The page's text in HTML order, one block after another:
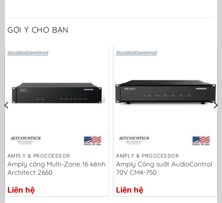
GỢI Ý CHO BẠN
AMPLY & PROCCESSOR
Amply công Multi-Zone 16 kênh
Architect 2660
Liên hệ
AMPLY & PROCCESSOR
Amply Công suất AudioControl
70V CM4-750
Liên hệ